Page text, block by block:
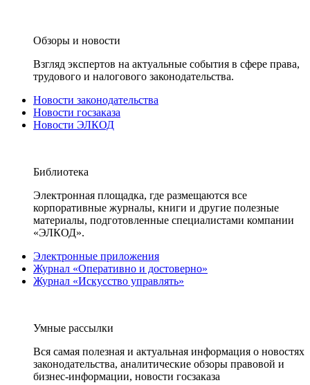
Обзоры и новости
Взгляд экспертов на актуальные события в сфере права,
трудового и налогового законодательства.
Новости законодательства
Новости госзаказа
Новости ЭЛКОД
Библиотека
Электронная площадка, где размещаются все
корпоративные журналы, книги и другие полезные
материалы, подготовленные специалистами компании
«ЭЛКОД».
Электронные приложения
Журнал «Оперативно и достоверно»
Журнал «Искусство управлять»
Умные рассылки
Вся самая полезная и актуальная информация о новостях
законодательства, аналитические обзоры правовой и
бизнес-информации, новости госзаказа